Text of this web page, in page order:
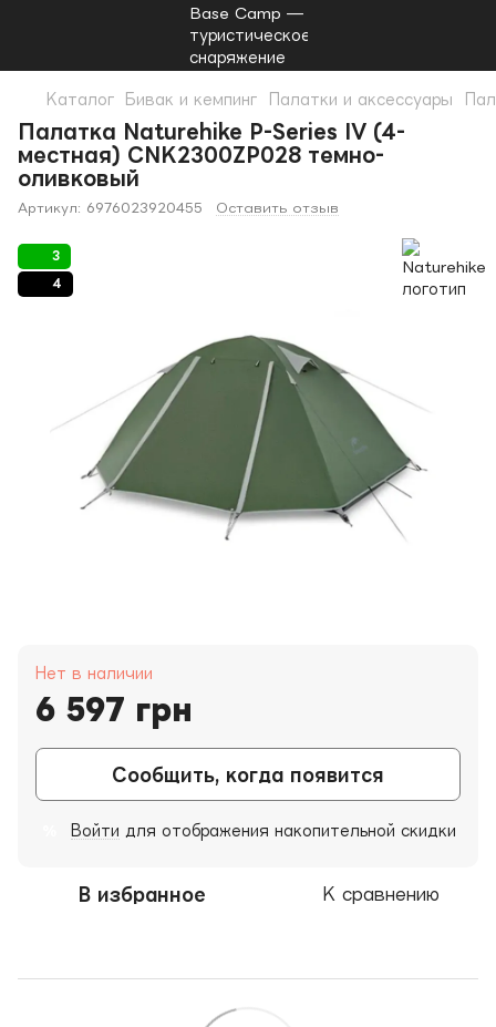
Каталог Бивак и кемпинг Палатки и аксессуары
Палатка Naturehike P-Series IV (4-
местная) CNK2300ZP028 темно-
оливковый
Артикул: 6976023920455 Оставить отзыв
3
4
Нет в наличии
6 597 грн
Сообщить, когда появится
Войти для отображения накопительной скидки
В избранное К сравнению